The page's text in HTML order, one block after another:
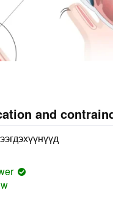
and